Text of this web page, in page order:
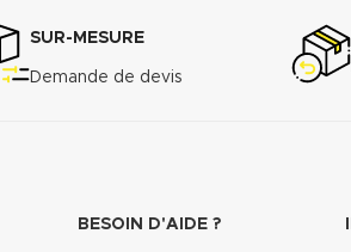
SUR-MESURE
Demande de devis
BESOIN D'AIDE ?